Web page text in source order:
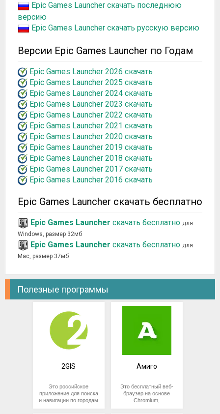
Epic Games Launcher скачать последнюю
версию
Epic Games Launcher скачать русскую версию
Версии Epic Games Launcher по Годам
Epic Games Launcher 2026 скачать
Epic Games Launcher 2025 скачать
Epic Games Launcher 2024 скачать
Epic Games Launcher 2023 скачать
Epic Games Launcher 2022 скачать
Epic Games Launcher 2021 скачать
Epic Games Launcher 2020 скачать
Epic Games Launcher 2019 скачать
Epic Games Launcher 2018 скачать
Epic Games Launcher 2017 скачать
Epic Games Launcher 2016 скачать
Epic Games Launcher скачать бесплатно
Epic Games Launcher скачать бесплатно для
Windows, размер 32мб
Epic Games Launcher скачать бесплатно для
Mac, размер 37мб
Полезные программы
2GIS
Это российское
приложение для поиска
и навигации по городам
Амиго
Это бесплатный веб-
браузер на основе
Chromium,